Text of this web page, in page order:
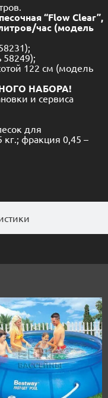
“Flow Clear”,
час (модель
122 см (модель
НАБОРА!
и сервиса
для
фракция 0,45 –